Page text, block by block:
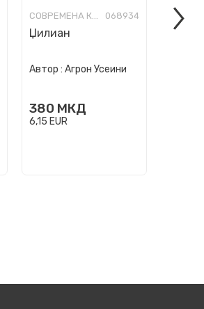
СОВРЕМЕНА КНИЖЕВНОСТ 068934
Џилиан
Автор : Агрон Усеини
380 МКД
6,15 EUR